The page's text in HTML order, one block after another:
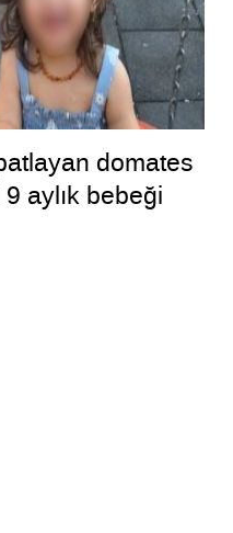
domates
aylık bebeği